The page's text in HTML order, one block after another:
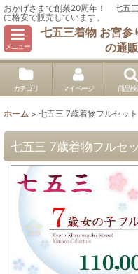
おかげさまで創業20周年！ 七五
に格安で販売しています。
メニュー
七五三着物 お宮参
の通
カテゴリ マイページ 商品検
ホーム > 七五三 7歳着物フルセッ
七五三 7歳着物フルセ